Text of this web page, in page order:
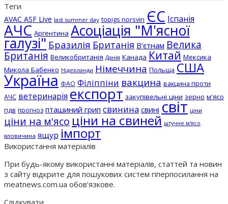
Теги
AVAC ASF Live last summer day topigs norsvin ЄС Іспанія
АЧС Аргентина Асоціація "М'ясної
галузі" Бразилія Британія В'єтнам Велика
Британія Великобританія Данія Канада Китай Мексика
Микола Бабенко Нідерланди Німеччина Польща США
Україна ФАО Філіппіни вакцина вакцина проти
АЧС ветеринарія експорт закупівельні ціни зерно м'ясо
пдв прогноз пташиний грип свинина свині світ ціни
ціни на м'ясо ціни на свиней штучне м'ясо
яловичина ящур імпорт
Використання матеріалів
При будь-якому використанні матеріалів, статтей та новин
з сайту відкрите для пошукових систем гіперпосилання на
meatnews.com.ua обов’язкове.
Слідкувати